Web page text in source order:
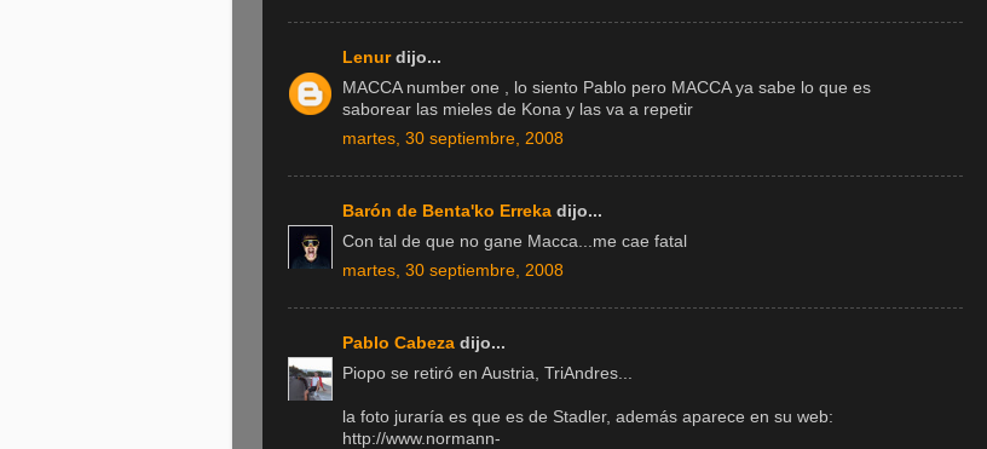
Lenurdijo...
MACCA number one , lo siento Pablo pero MACCA ya sabe lo que es
saborear las mieles de Kona y las va a repetir
martes, 30 septiembre, 2008
Barón de Benta'ko Erreka dijo...
Con tal de que no gane Macca...me cae fatal
martes, 30 septiembre, 2008
Pablo Cabeza dijo...
Piopo se retiró en Austria, TriAndres...
la foto juraría es que es de Stadler, además aparece en su web:
http://www.normann-